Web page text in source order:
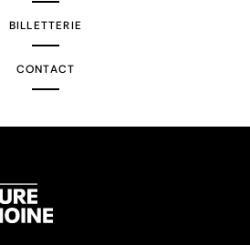
BILLETTERIE
CONTACT